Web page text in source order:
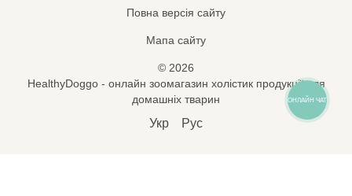
Повна версія сайту
Мапа сайту
© 2026
HealthyDoggo - онлайн зоомагазин холістик продукції для
домашніх тварин
Укр Рус
ОНЛАЙН ЧАТ